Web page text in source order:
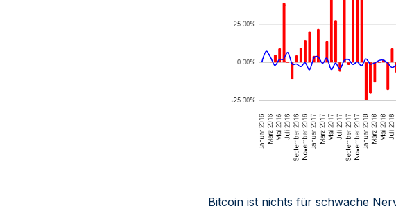
Bitcoin ist nichts für schwache